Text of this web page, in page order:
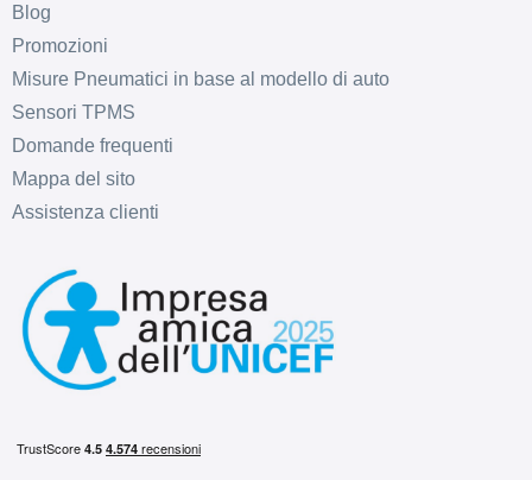
D
Blog
Promozioni
Misure Pneumatici in base al modello di auto
Sensori TPMS
Domande frequenti
Mappa del sito
Assistenza clienti